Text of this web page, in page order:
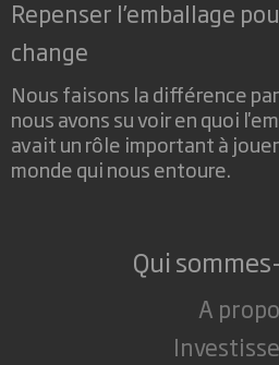
Repenser l’emballage
change
Nous faisons la différence
nous avons su voir en quoi
avait un rôle important à
monde qui nous entoure.
Qui
A